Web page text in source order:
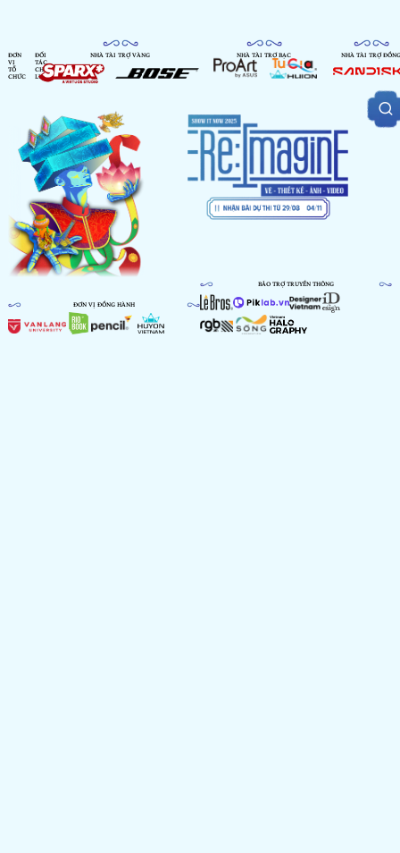
ĐƠN
VỊ
TỔ
CHỨC
ĐỐI
TÁC
CHIẾN
LƯỢC
NHÀ TÀI TRỢ VÀNG NHÀ TÀI TRỢ BẠC NHÀ TÀI TRỢ ĐỒNG
ĐƠN VỊ ĐỒNG HÀNH
BẢO TRỢ TRUYỀN THÔNG